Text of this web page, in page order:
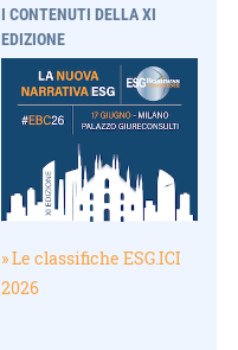
I CONTENUTI DELLA XI
EDIZIONE
» Le classifiche ESG.ICI
2026